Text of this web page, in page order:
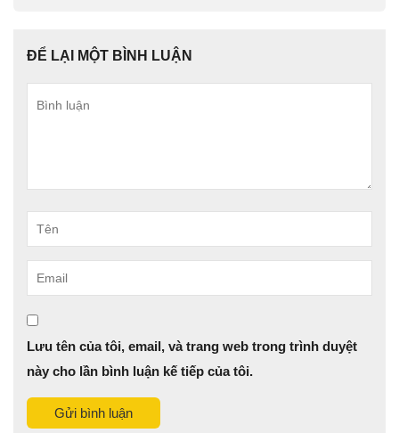
ĐỂ LẠI MỘT BÌNH LUẬN
Tên
Email
Lưu tên của tôi, email, và trang web trong trình duyệt
này cho lần bình luận kế tiếp của tôi.
Gửi bình luận